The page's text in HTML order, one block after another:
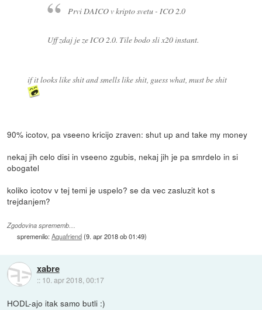
Prvi DAICO v kripto svetu - ICO 2.0
Uff zdaj je ze ICO 2.0. Tile bodo sli x20 instant.
if it looks like shit and smells like shit, guess what, must be shit
90% icotov, pa vseeno kricijo zraven: shut up and take my money
nekaj jih celo disi in vseeno zgubis, nekaj jih je pa smrdelo in si
obogatel
koliko icotov v tej temi je uspelo? se da vec zasluzit kot s
trejdanjem?
Zgodovina sprememb…
spremenilo:Aquafriend(9. apr 2018 ob 01:49)
xabre
:: 10. apr 2018, 00:17
HODL-ajo itak samo butli :)